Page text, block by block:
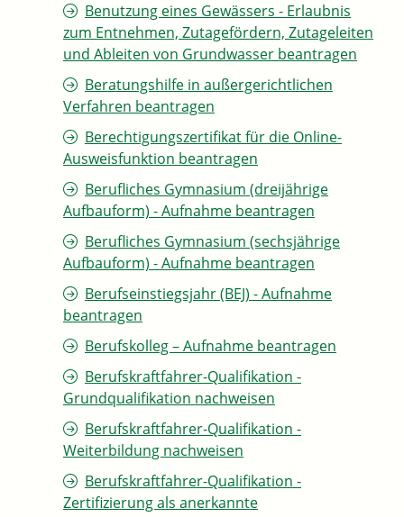
Benutzung eines Gewässers - Erlaubnis
zum Entnehmen, Zutagefördern, Zutageleiten
und Ableiten von Grundwasser beantragen
Beratungshilfe in außergerichtlichen
Verfahren beantragen
Berechtigungszertifikat für die Online-
Ausweisfunktion beantragen
Berufliches Gymnasium (dreijährige
Aufbauform) - Aufnahme beantragen
Berufliches Gymnasium (sechsjährige
Aufbauform) - Aufnahme beantragen
Berufseinstiegsjahr (BEJ) - Aufnahme
beantragen
Berufskolleg – Aufnahme beantragen
Berufskraftfahrer-Qualifikation -
Grundqualifikation nachweisen
Berufskraftfahrer-Qualifikation -
Weiterbildung nachweisen
Berufskraftfahrer-Qualifikation -
Zertifizierung als anerkannte